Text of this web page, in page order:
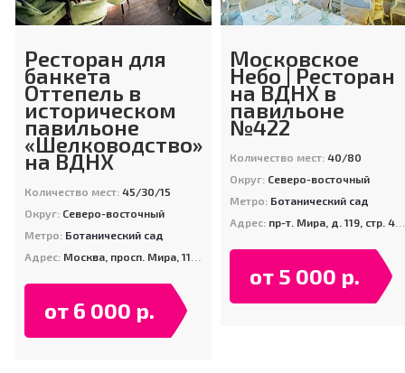
Ресторан для
банкета
Оттепель в
историческом
павильоне
«Шелководство»
на ВДНХ
Количество мест:45/30/15
Округ: Северо-восточный
Метро: Ботанический сад
Адрес: Москва, просп. Мира, 119, стр. 311
от 6 000 р.
Московское
Небо | Ресторан
на ВДНХ в
павильоне
№422
Количество мест: 40/80
Округ: Северо-восточный
Метро: Ботанический сад
Адрес: пр-т. Мира, д. 119, стр. 422
от 5 000 р.